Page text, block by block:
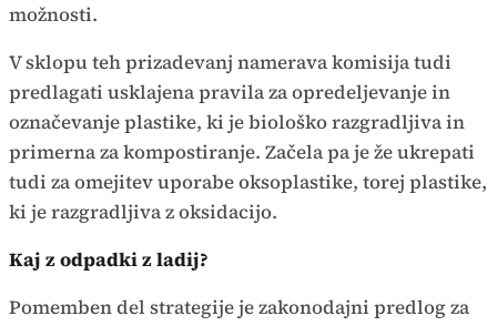
možnosti.
V sklopu teh prizadevanj namerava komisija tudi
predlagati usklajena pravila za opredeljevanje in
označevanje plastike, ki je biološko razgradljiva in
primerna za kompostiranje. Začela pa je že ukrepati
tudi za omejitev uporabe oksoplastike, torej plastike,
ki je razgradljiva z oksidacijo.
Kaj z odpadki z ladij?
Pomemben del strategije je zakonodajni predlog za